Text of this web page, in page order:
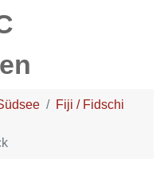
Fiji / Fidschi